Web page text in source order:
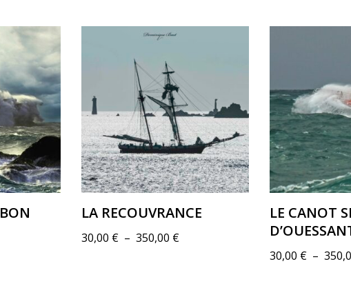
LA RECOUVRANCE
30,00 € – 350,00 €
LE CANOT
30,00 € –